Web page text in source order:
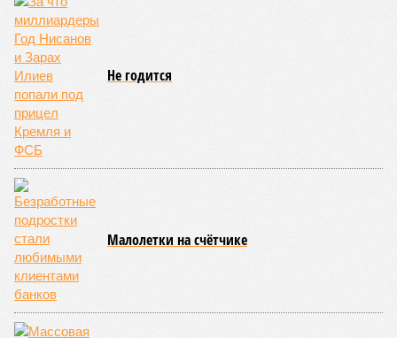
Не годится
Малолетки на счётчике